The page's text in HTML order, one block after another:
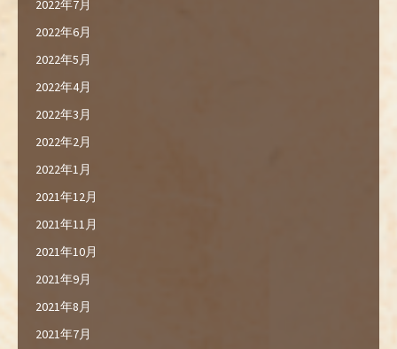
2022年7月
2022年6月
2022年5月
2022年4月
2022年3月
2022年2月
2022年1月
2021年12月
2021年11月
2021年10月
2021年9月
2021年8月
2021年7月